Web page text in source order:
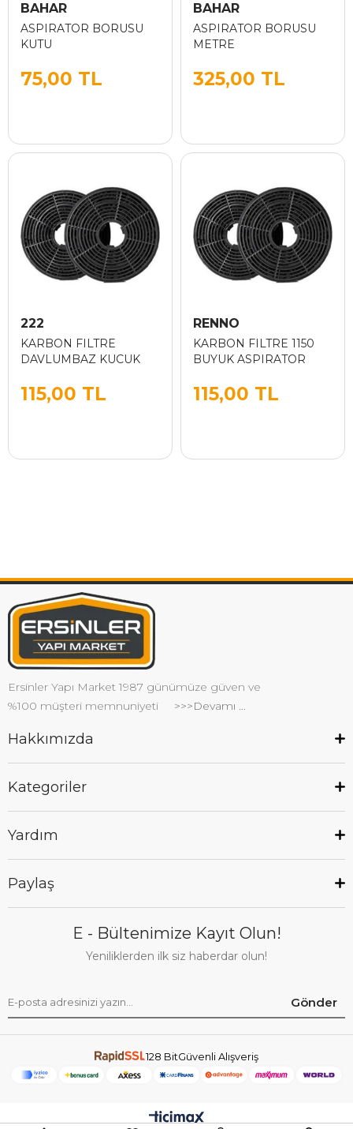
BAHAR
ASPIRATOR BORUSU
KUTU
75,00 TL
BAHAR
ASPIRATOR BORUSU
METRE
325,00 TL
222
KARBON FILTRE
DAVLUMBAZ KUCUK
115,00 TL
RENNO
KARBON FILTRE 1150
BUYUK ASPIRATOR
115,00 TL
Ersinler Yapı Market 1987 günümüze güven ve
%100 müşteri memnuniyeti
>>>Devamı ...
Hakkımızda
Kategoriler
Yardım
Paylaş
E - Bültenimize Kayıt Olun!
Yeniliklerden ilk siz haberdar olun!
Gönder
128 BitGüvenli Alışveriş